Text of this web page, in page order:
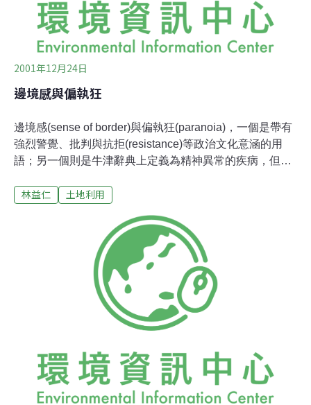
的野戰服裝，典型的「齊‧古瓦拉」照型，很有可能在某些
消費者心中根本絲毫對這個人的革命情
2001年12月24日
邊境感與偏執狂
邊境感(sense of border)與偏執狂(paranoia)，一個是帶有
強烈警覺、批判與抗拒(resistance)等政治文化意涵的用
語；另一個則是牛津辭典上定義為精神異常的疾病，但是
北威爾斯與英格蘭邊界的奧斯維思卻(Oswestry)這個遠離
擊的小城裡。 住在當地八十歲的紀丁司老太太(Mrs.
Gittins)，是引發我在這兩個看似毫不相干的名詞上做聯想
的重要人物。最近在友人熱心的安排之下，我跟著老太
太、她女兒以及女婿在這個旅遊冊子上毫不起眼的邊境鄉
間(border country)度過了一個令人難忘的週末旅行。 在這
趟來回穿梭於英格蘭與威爾斯的旅行中，不管是傳統的市
集、下午茶的餐桌前、頹敗的教堂裡、或是制高點的遠眺
中。理由何在？我不
林益仁 土地利用